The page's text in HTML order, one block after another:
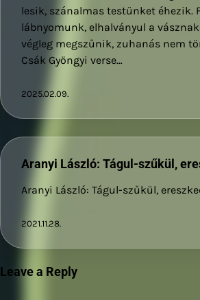
lesik, szánalmas testünket éhezik.
lábnyomunk, elhalványul a
végleg megszűnik, zuhanás nem
Csák Gyöngyi verse…
2025.02.09.
Aranyi László: Tágul-szűkül,
Aranyi László: Tágul-szűkül,
2021.11.28.
Leave a Reply